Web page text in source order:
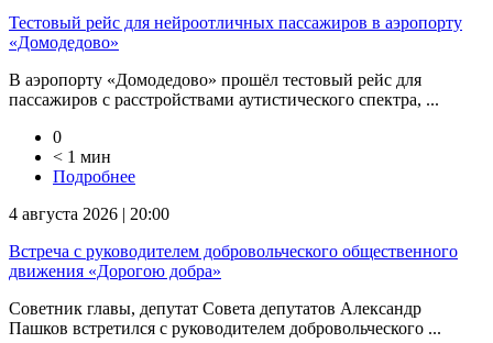
Тестовый рейс для нейроотличных пассажиров в аэропорту
«Домодедово»
В аэропорту «Домодедово» прошёл тестовый рейс для
пассажиров с расстройствами аутистического спектра, ...
0
< 1 мин
Подробнее
4 августа 2026 | 20:00
Встреча с руководителем добровольческого общественного
движения «Дорогою добра»
Советник главы, депутат Совета депутатов Александр
Пашков встретился с руководителем добровольческого ...